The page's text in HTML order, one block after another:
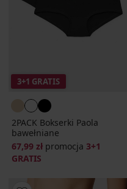
3+1 GRATIS
2PACK Bokserki Paola
bawełniane
67,99 zł promocja 3+1
GRATIS